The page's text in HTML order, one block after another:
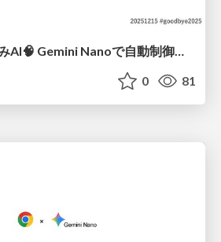
ブラウザの組み込みAI🧠 Gemini Nanoで自動制御チャレンジ #goodbye2025
0 81